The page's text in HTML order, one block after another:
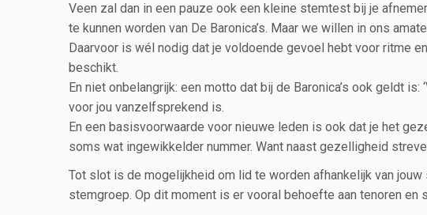
Veen zal dan in een pauze ook een kleine stemtest bij je
te kunnen worden van De Baronica’s. Maar we willen in ons
Daarvoor is wél nodig dat je voldoende gevoel hebt voor ritme
beschikt.
En niet onbelangrijk: een motto dat bij de Baronica’s ook geldt
voor jou vanzelfsprekend is.
En een basisvoorwaarde voor nieuwe leden is ook dat je het
soms wat ingewikkelder nummer. Want naast gezelligheid
Tot slot is de mogelijkheid om lid te worden afhankelijk van
stemgroep. Op dit moment is er vooral behoefte aan tenoren